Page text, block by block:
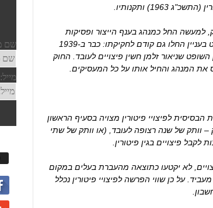
(התשכ"ג 1963) ותקנותיו.
למעשה החל כמנהג בענף הייצור ופסיקות
שופט בעניין החלו גם קודם לחקיקתו: כבר ב-1939
שניאור זלמן חשין פיצויים לעובד. החוק
את המנהג והחיל אותו על כל המעסיקים.
הבסיסית לפיצויי פיטורין מצויה בסעיף הראשון
– וותק של שנה רצופה לעובד, (או וותק של שתי
פיצויים בגין פיטורין.
לא יקטעו כתוצאה מהעברת בעלים במקום
על כן שווי הפרשה לפיצויי פיטורין נכלל